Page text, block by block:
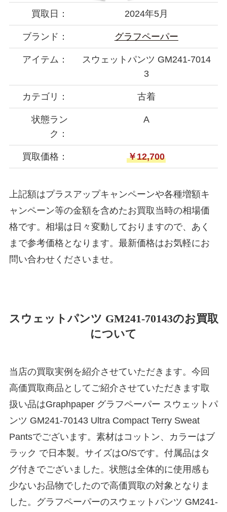
買取日： 2024年5月
ブランド： グラフペーパー
アイテム：
スウェットパンツ GM241-7014
3
カテゴリ： 古着
状態ラン
ク：
A
買取価格： ￥12,700
上記額はプラスアップキャンペーンや各種増額キ
ャンペーン等の金額を含めたお買取当時の相場価
格です。相場は日々変動しておりますので、あく
まで参考価格となります。最新価格はお気軽にお
問い合わせくださいませ。
スウェットパンツ GM241-70143のお買取
について
当店の買取実例を紹介させていただきます。今回
高価買取商品としてご紹介させていただきます取
扱い品はGraphpaper グラフペーパー スウェットパ
ンツ GM241-70143 Ultra Compact Terry Sweat
Pantsでございます。素材はコットン、カラーはブ
ラック で日本製。サイズはO/Sです。付属品はタ
グ付きでございました。状態は全体的に使用感も
少ないお品物でしたので高価買取の対象となりま
した。グラフペーパーのスウェットパンツ GM241-